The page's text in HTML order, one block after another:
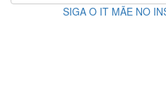
SIGA O IT MÃE NO